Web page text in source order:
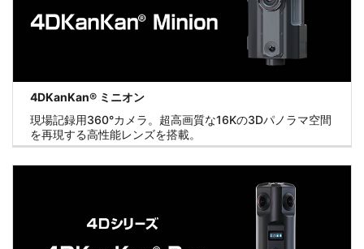
4DKanKan®︎ ミニオン
現場記録用360°カメラ。超高画質な16Kの3Dパノラマ空間
を再現する高性能レンズを搭載。